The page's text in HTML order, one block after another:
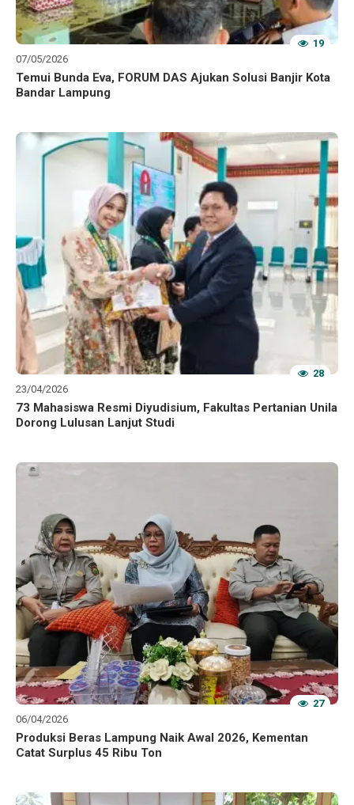
07/05/2026
19
Temui Bunda Eva, FORUM DAS Ajukan Solusi Banjir Kota
Bandar Lampung
23/04/2026
28
73 Mahasiswa Resmi Diyudisium, Fakultas Pertanian Unila
Dorong Lulusan Lanjut Studi
06/04/2026
27
Produksi Beras Lampung Naik Awal 2026, Kementan
Catat Surplus 45 Ribu Ton